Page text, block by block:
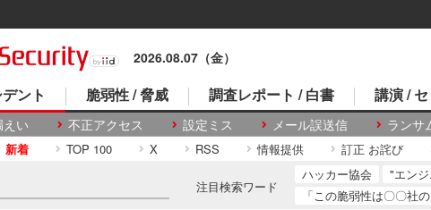
2026.08.07（金）
ント
い 不正アクセス 設定ミス メール誤送信 ランサ
脆弱性 / 脅威 調査レポート / 白書 講演 /
新着 TOP 100 X RSS 情報提供 訂正 お詫び
注目検索ワード
ハッカー協会 "エン
「この脆弱性は〇〇社